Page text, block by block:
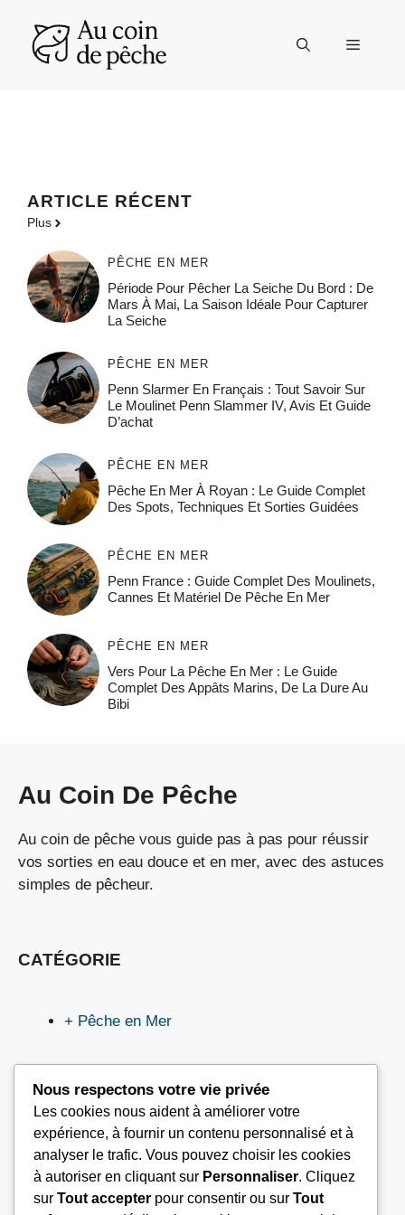
contenu
Menu
ARTICLE RÉCENT
Plus
PÊCHE EN MER
Période Pour Pêcher La Seiche Du Bord : De
Mars À Mai, La Saison Idéale Pour Capturer
La Seiche
PÊCHE EN MER
Penn Slarmer En Français : Tout Savoir Sur
Le Moulinet Penn Slammer IV, Avis Et Guide
D’achat
PÊCHE EN MER
Pêche En Mer À Royan : Le Guide Complet
Des Spots, Techniques Et Sorties Guidées
PÊCHE EN MER
Penn France : Guide Complet Des Moulinets,
Cannes Et Matériel De Pêche En Mer
PÊCHE EN MER
Vers Pour La Pêche En Mer : Le Guide
Complet Des Appâts Marins, De La Dure Au
Bibi
Au Coin De Pêche
Au coin de pêche vous guide pas à pas pour réussir
vos sorties en eau douce et en mer, avec des astuces
simples de pêcheur.
CATÉGORIE
+ Pêche en Mer
LIEN UTILES
Nous contacter
Mentions légales
Nous respectons votre vie privée
Les cookies nous aident à améliorer votre
expérience, à fournir un contenu personnalisé et à
analyser le trafic. Vous pouvez choisir les cookies
à autoriser en cliquant sur Personnaliser. Cliquez
sur Tout accepter pour consentir ou sur Tout